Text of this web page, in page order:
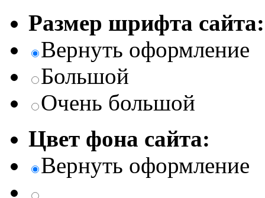
Размер шрифта сайта:
Вернуть оформление
Большой
Очень большой
Цвет фона сайта:
Вернуть оформление